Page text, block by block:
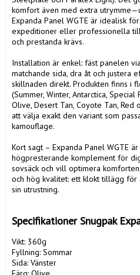
komfort även med extra
Expanda Panel WGTE är idealisk
expeditioner eller professionella
och prestanda krävs.
Installation är enkel: fäst panelen
matchande sida, dra åt och justera
skillnaden direkt. Produkten finns i
(Summer, Winter, Antarctica,
Olive, Desert Tan, Coyote Tan,
att välja exakt den variant som
kamouflage.
Kort sagt – Expanda Panel WGTE
högpresterande komplement för
sovsäck och vill optimera
och hög kvalitet: ett klokt tillägg för
sin utrustning.
Specifikationer Snugpak
Vikt: 360g
Fyllning: Sommar
Sida: Vänster